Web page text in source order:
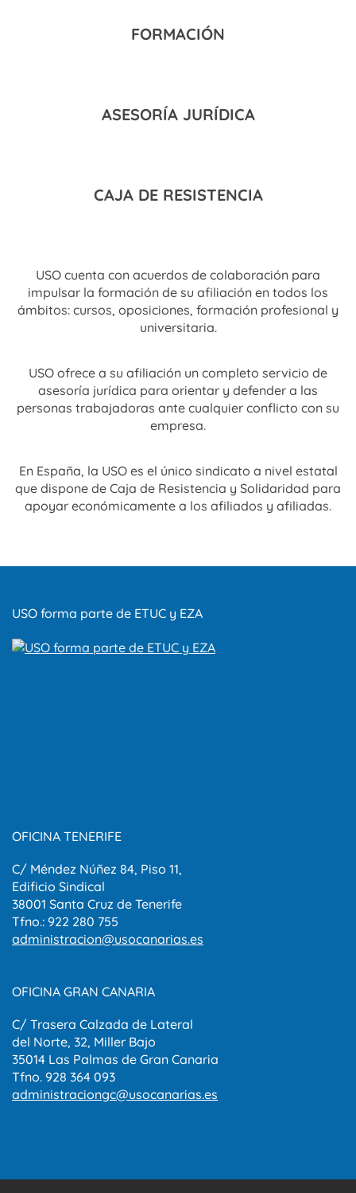
FORMACIÓN
ASESORÍA JURÍDICA
CAJA DE RESISTENCIA
USO cuenta con acuerdos de colaboración para
impulsar la formación de su afiliación en todos los
ámbitos: cursos, oposiciones, formación profesional y
universitaria.
USO ofrece a su afiliación un completo servicio de
asesoría jurídica para orientar y defender a las
personas trabajadoras ante cualquier conflicto con su
empresa.
En España, la USO es el único sindicato a nivel estatal
que dispone de Caja de Resistencia y Solidaridad para
apoyar económicamente a los afiliados y afiliadas.
USO forma parte de ETUC y EZA
OFICINA GRAN CANARIA
C/ Trasera Calzada de Lateral
del Norte, 32, Miller Bajo
35014 Las Palmas de Gran Canaria
Aviso Legal
Política de privacidad